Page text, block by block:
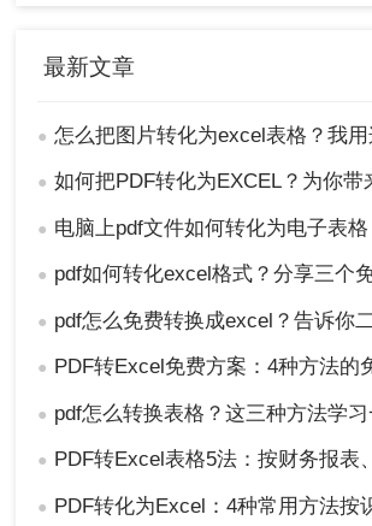
制到表格里。
总结：
最新文章
● 怎么把图片转化为excel表格？我用这4个高效方法
● 如何把PDF转化为EXCEL？为你带来二个
● 电脑上pdf文件如何转化为电子表格？简单高
● pdf如何转化excel格式？分享三个免费的
● pdf怎么免费转换成excel？告诉你二个
● PDF转Excel免费方案：4种方法的免费次数、文件限
● pdf怎么转换表格？这三种方法学习
● PDF转Excel表格5法：按财务报表、采购单、考勤
● PDF转化为Excel：4种常用方法按识别精度和